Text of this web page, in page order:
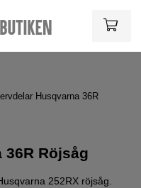
Husqvarna 36R
36R Röjsåg
252RX röjsåg.